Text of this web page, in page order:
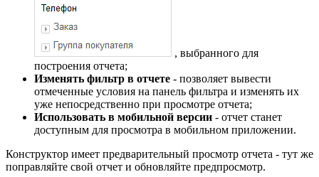
, выбранного для
построения отчета;
Изменять фильтр в отчете - позволяет вывести
отмеченные условия на панель фильтра и изменять их
уже непосредственно при просмотре отчета;
Использовать в мобильной версии - отчет станет
доступным для просмотра в мобильном приложении.
Конструктор имеет предварительный просмотр отчета - тут же
поправляйте свой отчет и обновляйте предпросмотр.